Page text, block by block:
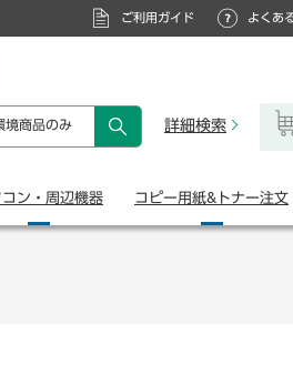
ご利用ガイド よくあ
境商品のみ
検索
詳細検索
ン・ 周辺機器 コピー用紙& トナー注文